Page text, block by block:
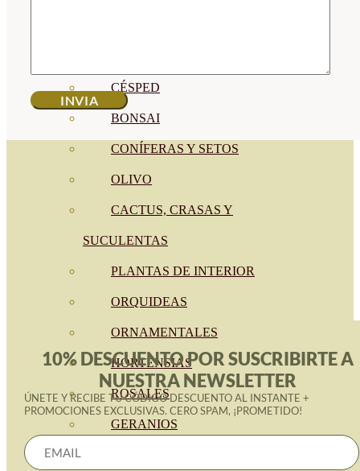
CÉSPED
BONSAI
CONÍFERAS Y SETOS
OLIVO
CACTUS, CRASAS Y
SUCULENTAS
PLANTAS DE INTERIOR
ORQUIDEAS
ORNAMENTALES
HORTENSIAS
ROSALES
GERANIOS
VIVERO
10% DESCUENTO POR SUSCRIBIRTE A
NUESTRA NEWSLETTER
ÚNETE Y RECIBE TU CÓDIGO DESCUENTO AL INSTANTE +
PROMOCIONES EXCLUSIVAS. CERO SPAM, ¡PROMETIDO!